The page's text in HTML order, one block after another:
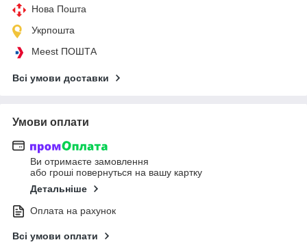
Нова Пошта
Укрпошта
Meest ПОШТА
Всі умови доставки
Умови оплати
Ви отримаєте замовлення
або гроші повернуться на вашу картку
Детальніше
Оплата на рахунок
Всі умови оплати